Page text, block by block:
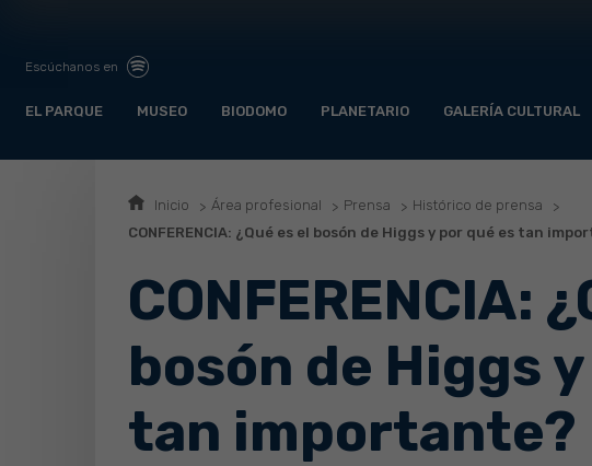
Escúchanos en
EL PARQUE MUSEO BIODOMO PLANETARIO GALERÍA CULTURAL
Inicio Área profesional Prensa
Histórico de prensa
CONFERENCIA: ¿Qué es el bosón de Higgs y por qué es tan
CONFERENCIA:
bosón de Higgs
tan importante?